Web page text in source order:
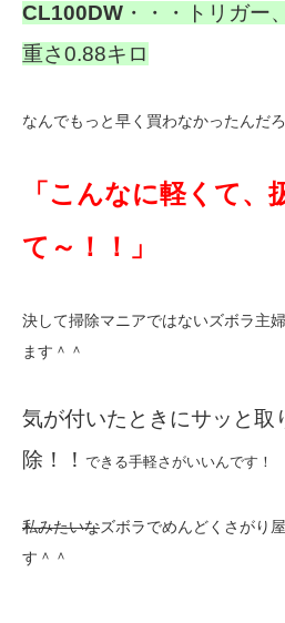
CL100DW ・・・トリガー
重さ0.88キロ
なんでもっと早く買わなかったんだ
「こんなに軽くて、
て～！！」
決して掃除マニアではないズボラ主
ます＾＾
気が付いたときにサッと取
除！！ できる手軽さがいいんです！
私みたいなズボラでめんどくさがり
す＾＾